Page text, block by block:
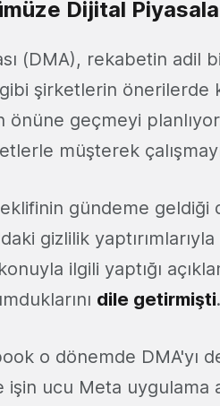
Dijital
(DMA), rekabetin adil
şirketlerin önerilerde
geçmeyi
müşterek
gündeme
gizlilik
ilgili yaptığı
dile getirmişti.
o dönemde DMA'yı
ucu Meta uygulama